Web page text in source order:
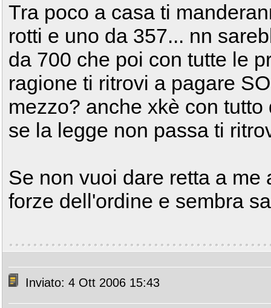
Tra poco a casa ti
rotti e uno da 357... nn
da 700 che poi con tutte le
ragione ti ritrovi a pagare
mezzo? anche xkè con
se la legge non passa ti
Se non vuoi dare retta a
forze dell'ordine e sembra
Inviato: 4 Ott 2006 15:43